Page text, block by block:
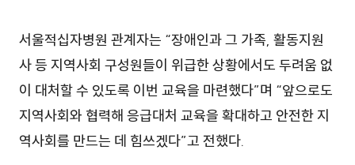
서울적십자병원 관계자는 “장애인과 그 가족, 활동지원
사 등 지역사회 구성원들이 위급한 상황에서도 두려움 없
이 대처할 수 있도록 이번 교육을 마련했다”며 “앞으로도
지역사회와 협력해 응급대처 교육을 확대하고 안전한 지
역사회를 만드는 데 힘쓰겠다”고 전했다.